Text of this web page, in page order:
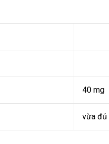
40 mg
vừa đủ